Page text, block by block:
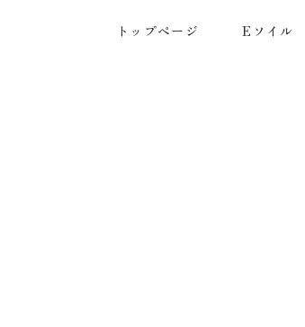
トップページ Eソイル